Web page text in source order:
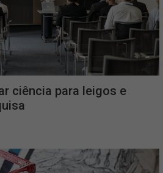
ciência para leigos e